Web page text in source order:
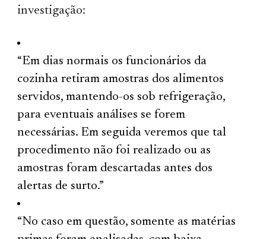
investigação:
“Em dias normais os funcionários da
cozinha retiram amostras dos alimentos
servidos, mantendo-os sob refrigeração,
para eventuais análises se forem
necessárias. Em seguida veremos que tal
procedimento não foi realizado ou as
amostras foram descartadas antes dos
alertas de surto.”
“No caso em questão, somente as matérias